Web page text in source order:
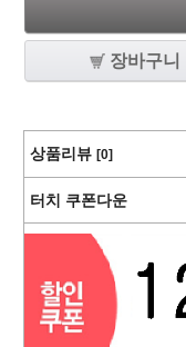
장바구니
상품리뷰 [0]
터치 쿠폰다운